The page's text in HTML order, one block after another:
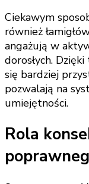
Ciekawym
również
angażują w
dorosłych.
się bardziej
pozwalają na
umiejętności.
Rola